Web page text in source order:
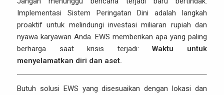
Implementasi Sistem Peringatan Dini adalah langkah
proaktif untuk melindungi investasi miliaran rupiah dan
nyawa karyawan Anda. EWS memberikan apa yang paling
berharga saat krisis terjadi:Waktu untuk
menyelamatkan diri dan aset.
Butuh solusi EWS yang disesuaikan dengan lokasi dan